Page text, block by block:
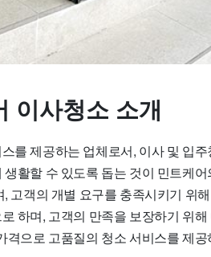
이사청소 소개
를 제공하는 업체로서, 이사 및 입
활할 수 있도록 돕는 것이 민트케
고객의 개별 요구를 충족시키기 위
하며, 고객의 만족을 보장하기 위
으로 고품질의 청소 서비스를 제